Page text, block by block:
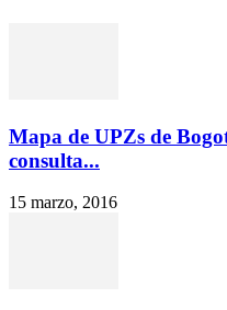
Mapa de UPZs de
consulta...
15 marzo, 2016